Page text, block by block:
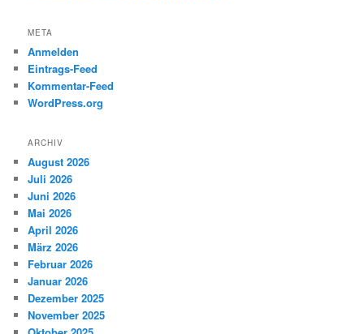
META
Anmelden
Eintrags-Feed
Kommentar-Feed
WordPress.org
ARCHIV
August 2026
Juli 2026
Juni 2026
Mai 2026
April 2026
März 2026
Februar 2026
Januar 2026
Dezember 2025
November 2025